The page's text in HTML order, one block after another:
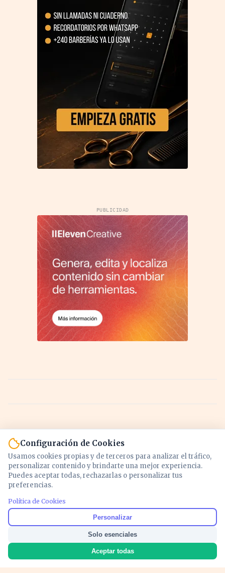
PUBLICIDAD
Noticias y análisis de economía, mercados,
inversión y política. Información actualizada
para entender lo que mueve tu dinero y tu
país.
Configuración de Cookies
Usamos cookies propias y de terceros para analizar el tráfico,
personalizar contenido y brindarte una mejor experiencia.
Puedes aceptar todas, rechazarlas o personalizar tus
preferencias.
Política de Cookies
Personalizar
Solo esenciales
Aceptar todas